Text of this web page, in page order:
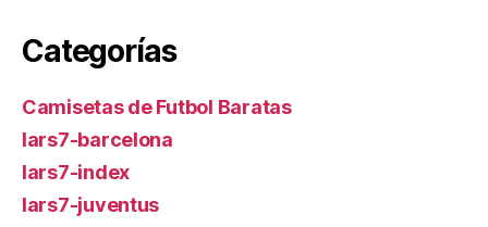
Categorías
Camisetas de Futbol Baratas
lars7-barcelona
lars7-index
lars7-juventus